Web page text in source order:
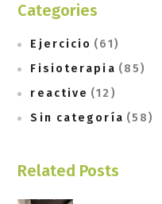
Categories
Ejercicio (61)
Fisioterapia (85)
reactive (12)
Sin categoría (58)
Related Posts